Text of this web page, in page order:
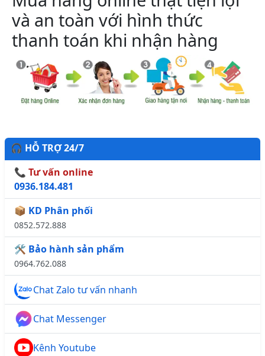
và an toàn với hình thức
thanh toán khi nhận hàng
🎧 HỖ TRỢ 24/7
📞 Tư vấn online
0936.184.481
📦 KD Phân phối
0852.572.888
🛠️ Bảo hành sản phẩm
0964.762.088
Chat Zalo tư vấn nhanh
Chat Messenger
Kênh Youtube